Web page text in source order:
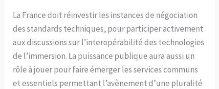
La France doit réinvestir les instances de négociation
des standards techniques, pour participer activement
aux discussions sur l’interopérabilité des technologies
de l’immersion. La puissance publique aura aussi un
rôle à jouer pour faire émerger les services communs
et essentiels permettant l’avènement d’une pluralité